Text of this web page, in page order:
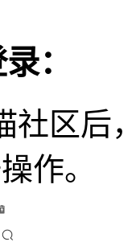
：
社区后
作。